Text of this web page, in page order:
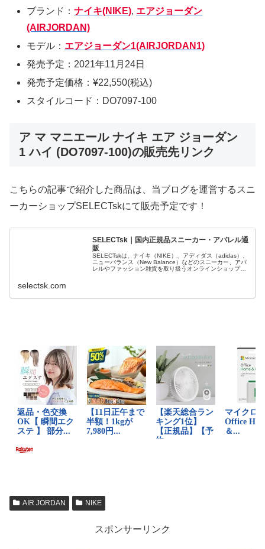
ブランド：ナイキ(NIKE), エアジョーダン
(AIRJORDAN)
モデル： エアジョーダン1(AIRJORDAN1)
発売予定：2021年11月24日
発売予定価格：¥22,550(税込)
スタイルコード：DO7097-100
ア マ マニエール ナイキ エア ジョーダン
1 ハイ (DO7097-100)の販売先リンク
こちらの記事で紹介した商品は、当ブログを運営するスニ
ーカーショップSELECTskにて販売予定です！
SELECTsk｜国内正規品スニーカー・アパレル通
販
SELECTskは、ナイキ（NIKE）、アディダス（adidas）、
ニューバランス（New Balance）などのスニーカー、アパ
レルやファッション雑貨を取り扱うオンラインショップで
selectsk.com
AIR JORDAN NIKE
スポンサーリンク